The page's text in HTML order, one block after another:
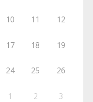
10 11 12
17 18 19
24 25 26
1 2 3